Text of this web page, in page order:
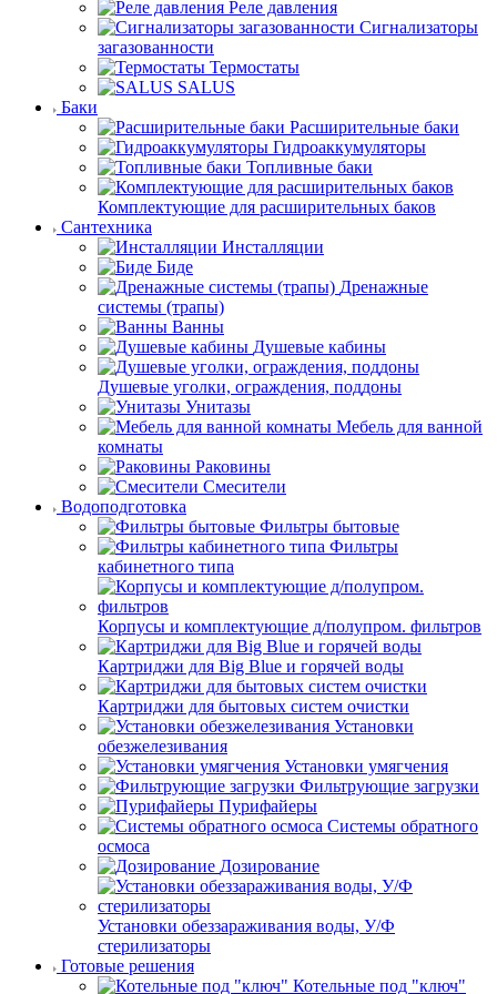
Реле давления
Сигнализаторы
загазованности
Термостаты
SALUS
Баки
Расширительные баки
Гидроаккумуляторы
Топливные баки
Комплектующие для расширительных баков
Сантехника
Инсталляции
Биде
Дренажные
системы (трапы)
Ванны
Душевые кабины
Душевые уголки, ограждения, поддоны
Унитазы
Мебель для ванной
комнаты
Раковины
Смесители
Водоподготовка
Фильтры бытовые
Фильтры
кабинетного типа
Корпусы и комплектующие д/полупром. фильтров
Картриджи для Big Blue и горячей воды
Картриджи для бытовых систем очистки
Установки
обезжелезивания
Установки умягчения
Фильтрующие загрузки
Пурифайеры
Системы обратного
осмоса
Дозирование
Установки обеззараживания воды, У/Ф
стерилизаторы
Готовые решения
Котельные под "ключ"